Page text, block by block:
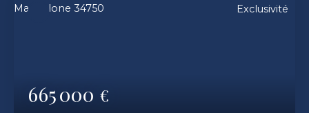
665 000 €
Exclusivité